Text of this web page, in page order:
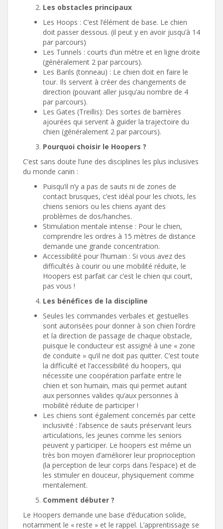
Les obstacles principaux
Les Hoops : C’est l’élément de base. Le chien
doit passer dessous. (il peut y en avoir jusqu’à 14
par parcours)
Les Tunnels : courts d’un mètre et en ligne droite
(généralement 2 par parcours).
Les Barils (tonneau) : Le chien doit en faire le
tour. Ils servent à créer des changements de
direction (pouvant aller jusqu’au nombre de 4
par parcours).
Les Gates (Treillis): Des sortes de barrières
ajourées qui servent à guider la trajectoire du
chien (généralement 2 par parcours).
Pourquoi choisir le Hoopers ?
C’est sans doute l’une des disciplines les plus inclusives
du monde canin :
Puisqu’il n’y a pas de sauts ni de zones de
contact brusques, c’est idéal pour les chiots, les
chiens seniors ou les chiens ayant des
problèmes de dos/hanches.
Stimulation mentale intense : Pour le chien,
comprendre les ordres à 15 mètres de distance
demande une grande concentration.
Accessibilité pour l’humain : Si vous avez des
difficultés à courir ou une mobilité réduite, le
Hoopers est parfait car c’est le chien qui court,
pas vous !
Les bénéfices de la discipline
Seules les commandes verbales et gestuelles
sont autorisées pour donner à son chien l’ordre
et la direction de passage de chaque obstacle,
puisque le conducteur est assigné à une « zone
de conduite » qu’il ne doit pas quitter. C’est toute
la difficulté et l’accessibilité du hoopers, qui
nécessite une coopération parfaite entre le
chien et son humain, mais qui permet autant
aux personnes valides qu’aux personnes à
mobilité réduite de participer !
Les chiens sont également concernés par cette
inclusivité : l’absence de sauts préservant leurs
articulations, les jeunes comme les seniors
peuvent y participer. Le hoopers est même un
très bon moyen d’améliorer leur proprioception
(la perception de leur corps dans l’espace) et de
les stimuler en douceur, physiquement comme
mentalement.
Comment débuter ?
Le Hoopers demande une base d’éducation solide,
notamment le « reste » et le rappel. L’apprentissage se